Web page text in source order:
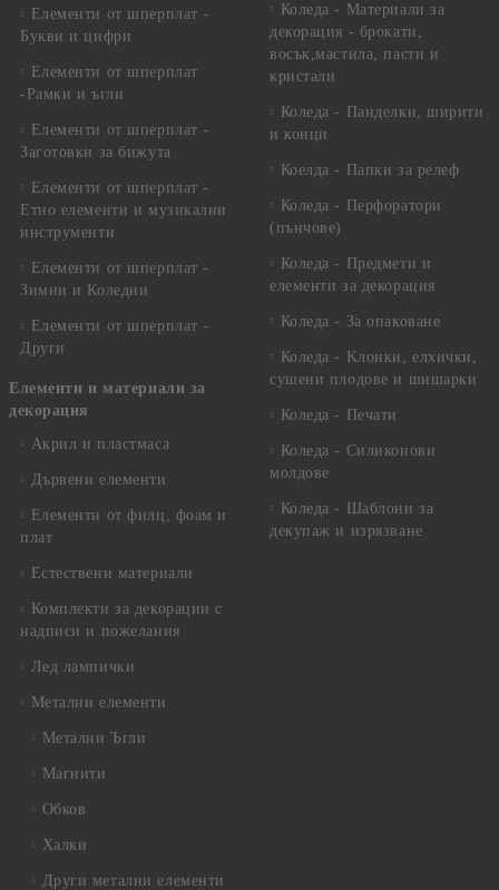
Елементи от шперплат -
Букви и цифри
Елементи от шперплат
-Рамки и ъгли
Елементи от шперплат -
Заготовки за бижута
Елементи от шперплат -
Етно елементи и музикални
инструменти
Елементи от шперплат -
Зимни и Коледни
Елементи от шперплат -
Други
Елементи и материали за
декорация
Акрил и пластмаса
Дървени елементи
Елементи от филц, фоам и
плат
Естествени материали
Комплекти за декорации с
надписи и пожелания
Лед лампички
Метални елементи
Метални Ъгли
Магнити
Обков
Халки
Други метални елементи
Коледа - Материали за
декорация - брокати,
восък,мастила, пасти и
кристали
Коледа - Панделки, ширити
и конци
Коелда - Папки за релеф
Коледа - Перфоратори
(пънчове)
Коледа - Предмети и
елементи за декорация
Коледа - За опаковане
Коледа - Kлонки, елхички,
сушени плодове и шишарки
Коледа - Печати
Коледа - Силиконови
молдове
Коледа - Шаблони за
декупаж и изрязване